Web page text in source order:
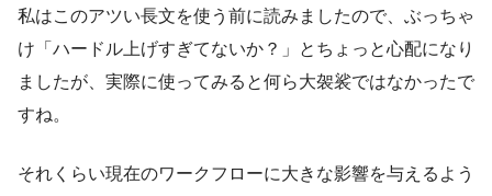
私はこのアツい長文を使う前に読みましたので、ぶっちゃ
け「ハードル上げすぎてないか？」とちょっと心配になり
ましたが、実際に使ってみると何ら大袈裟ではなかったで
すね。
それくらい現在のワークフローに大きな影響を与えるよう